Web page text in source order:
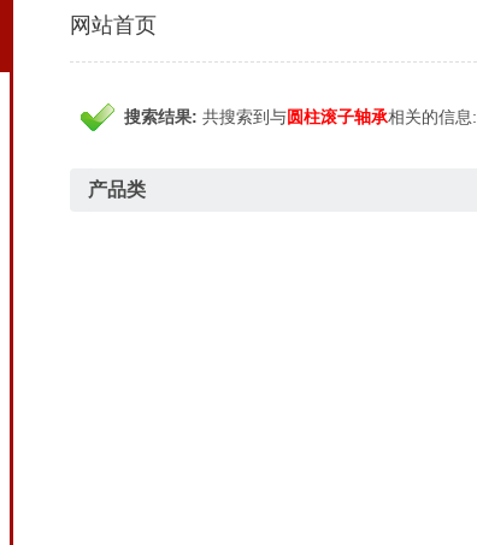
网站首页
搜索结果: 共搜索到与圆柱滚子轴承相关的信息:
产品类